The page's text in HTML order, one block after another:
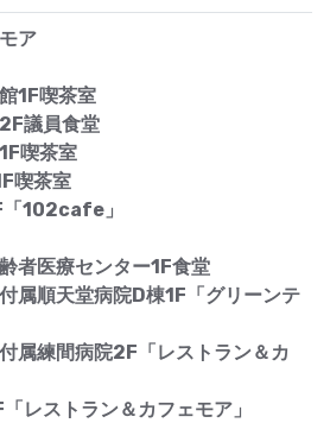
ア
1F喫茶室
議員食堂
喫茶室
喫茶室
「102cafe」
者医療センター1F食堂
属順天堂病院D棟1F「グリーンテ
属練間病院2F「レストラン＆カ
レストラン＆カフェモア」